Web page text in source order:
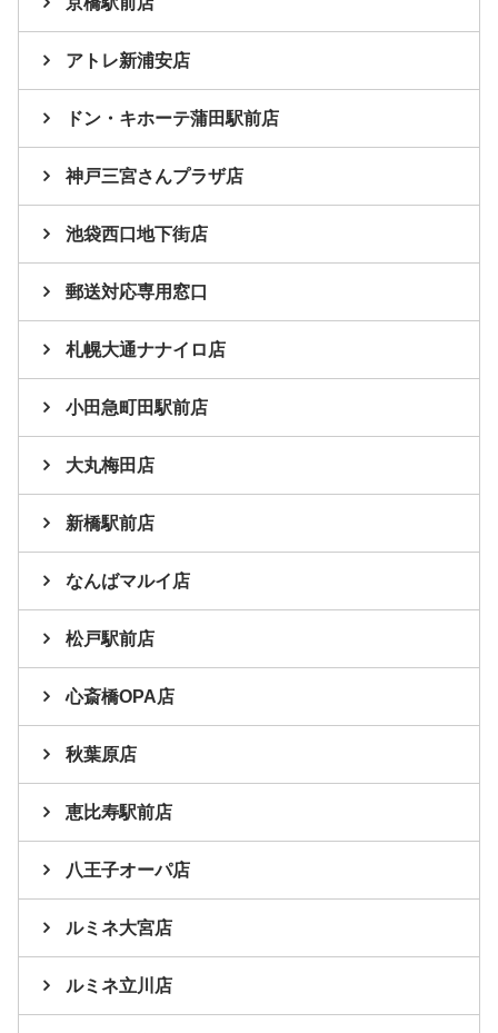
アトレ新浦安店
ドン・キホーテ蒲田駅前店
神戸三宮さんプラザ店
池袋西口地下街店
郵送対応専用窓口
札幌大通ナナイロ店
小田急町田駅前店
大丸梅田店
新橋駅前店
なんばマルイ店
松戸駅前店
心斎橋OPA店
秋葉原店
恵比寿駅前店
八王子オーパ店
ルミネ大宮店
ルミネ立川店